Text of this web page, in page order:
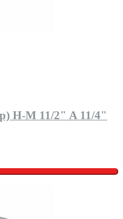
H-M 11/2" A 11/4"